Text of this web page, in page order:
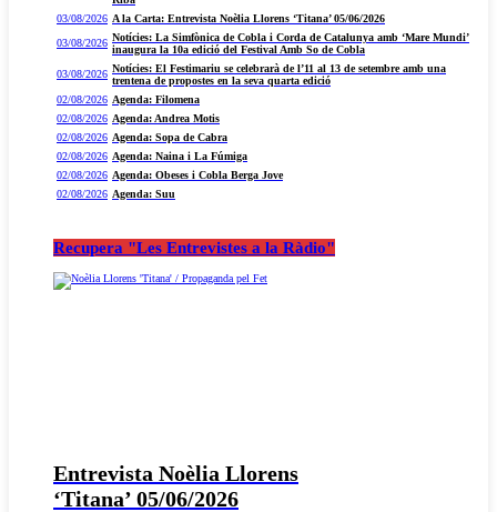
03/08/2026 A la Carta: Entrevista Noèlia Llorens ‘Titana’ 05/06/2026
03/08/2026 Notícies: La Simfònica de Cobla i Corda de Catalunya amb ‘Mare Mundi’
inaugura la 10a edició del Festival Amb So de Cobla
03/08/2026 Notícies: El Festimariu se celebrarà de l’11 al 13 de setembre amb una
trentena de propostes en la seva quarta edició
02/08/2026 Agenda: Filomena
02/08/2026 Agenda: Andrea Motis
02/08/2026 Agenda: Sopa de Cabra
02/08/2026 Agenda: Naina i La Fúmiga
02/08/2026 Agenda: Obeses i Cobla Berga Jove
02/08/2026 Agenda: Suu
Recupera "Les Entrevistes a la Ràdio"
Entrevista Noèlia Llorens
‘Titana’ 05/06/2026